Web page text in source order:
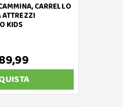
CARRELLO
ATTREZZI
KIDS